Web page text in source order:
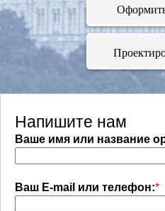
Напишите нам
Ваше имя или название
Ваш E-mail или телефон:*